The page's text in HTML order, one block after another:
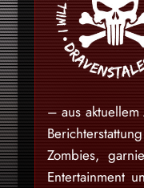
– aus
Zombies,
Entertainment